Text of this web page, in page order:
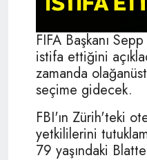
FIFA Başkanı
istifa ettiğini
zamanda
seçime gidecek.
FBI'ın Zürih'teki
yetkililerini
79 yaşındaki